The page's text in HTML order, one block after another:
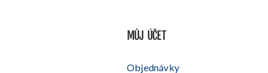
MŮJ ÚČET
Objednávky